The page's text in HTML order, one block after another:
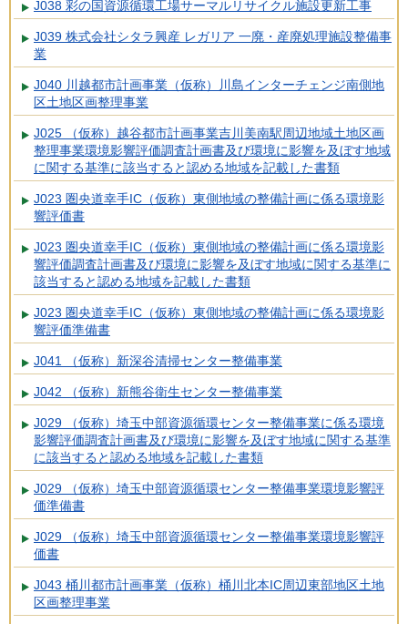
J038 彩の国資源循環工場サーマルリサイクル施設更新工事
J039 株式会社シタラ興産 レガリア 一廃・産廃処理施設整備事
業
J040 川越都市計画事業（仮称）川島インターチェンジ南側地
区土地区画整理事業
J025 （仮称）越谷都市計画事業吉川美南駅周辺地域土地区画
整理事業環境影響評価調査計画書及び環境に影響を及ぼす地域
に関する基準に該当すると認める地域を記載した書類
J023 圏央道幸手IC（仮称）東側地域の整備計画に係る環境影
響評価書
J023 圏央道幸手IC（仮称）東側地域の整備計画に係る環境影
響評価調査計画書及び環境に影響を及ぼす地域に関する基準に
該当すると認める地域を記載した書類
J023 圏央道幸手IC（仮称）東側地域の整備計画に係る環境影
響評価準備書
J041 （仮称）新深谷清掃センター整備事業
J042 （仮称）新熊谷衛生センター整備事業
J029 （仮称）埼玉中部資源循環センター整備事業に係る環境
影響評価調査計画書及び環境に影響を及ぼす地域に関する基準
に該当すると認める地域を記載した書類
J029 （仮称）埼玉中部資源循環センター整備事業環境影響評
価準備書
J029 （仮称）埼玉中部資源循環センター整備事業環境影響評
価書
J043 桶川都市計画事業（仮称）桶川北本IC周辺東部地区土地
区画整理事業